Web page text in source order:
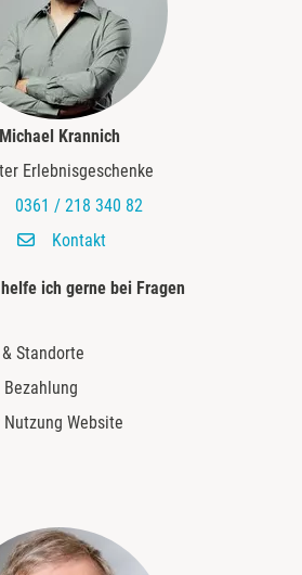
Michael Krannich
Erlebnisgeschenke
0361 / 218 340 82
Kontakt
ich gerne bei Fragen
Standorte
Bezahlung
Nutzung Website